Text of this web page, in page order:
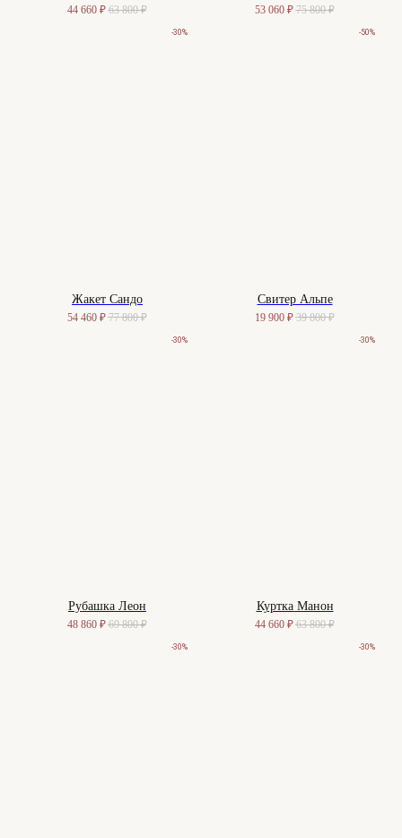
44 660 ₽ 63 800 ₽ 53 060 ₽ 75 800 ₽
-30%
Жакет Сандо
54 460 ₽ 77 800 ₽
-50%
Свитер Альпе
19 900 ₽ 39 800 ₽
-30%
Рубашка Леон
48 860 ₽ 69 800 ₽
-30%
Куртка Манон
44 660 ₽ 63 800 ₽
-30% -30%